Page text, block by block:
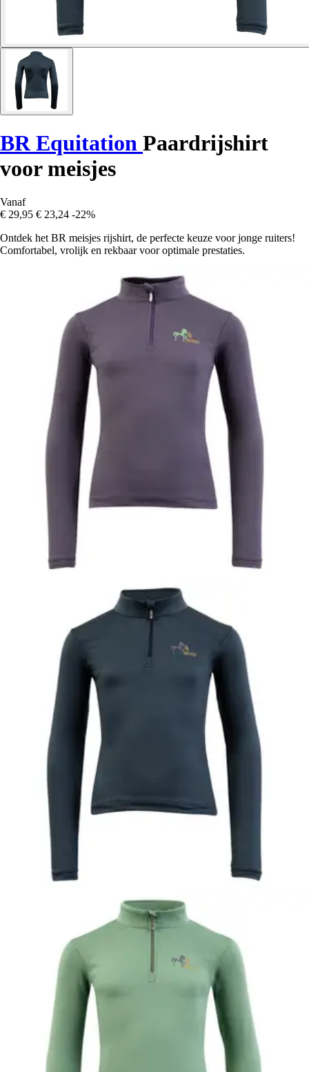
BR Equitation Paardrijshirt
voor meisjes
Vanaf
€ 29,95 € 23,24 -22%
Ontdek het BR meisjes rijshirt, de perfecte keuze voor jonge ruiters!
Comfortabel, vrolijk en rekbaar voor optimale prestaties.